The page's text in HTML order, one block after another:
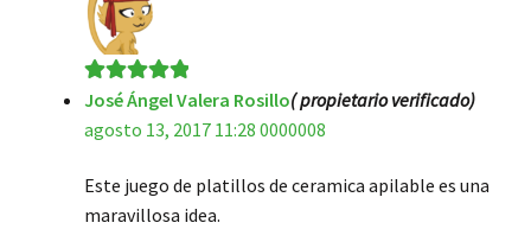
Valorado en5
de 5
José Ángel Valera Rosillo( propietario verificado)
agosto 13, 2017 11:28 0000008
Este juego de platillos de ceramica apilable es una
maravillosa idea.